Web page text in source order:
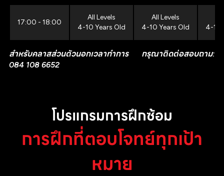
17:00 - 18:00
All Levels
4-10 Years Old
All Levels
4-10 Years Old
4-10
สำหรับคลาสส่วนตัวนอกเวลาทำการ กรุณาติดต่อสอบถาม:
084 108 6652
โปรแกรมการฝึกซ้อม
การฝึกที่ตอบโจทย์ทุกเป้า
หมาย